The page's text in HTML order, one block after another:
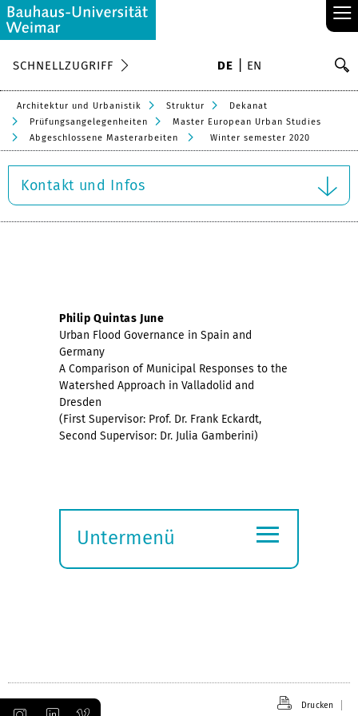
≡
SCHNELLZUGRIFF DE EN
Architektur und Urbanistik Struktur
Dekanat
Prüfungsangelegenheiten
Master European Urban Studies
Abgeschlossene Masterarbeiten
Winter semester 2020
Kontakt und Infos
Philip Quintas June
Urban Flood Governance in Spain and
Germany
A Comparison of Municipal Responses to the
Watershed Approach in Valladolid and
Dresden
(First Supervisor: Prof. Dr. Frank Eckardt,
Second Supervisor: Dr. Julia Gamberini)
Untermenü
≡
Drucken